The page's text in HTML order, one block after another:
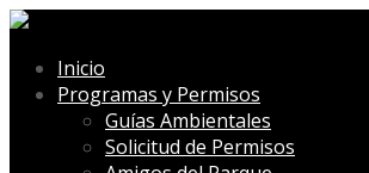
Inicio
Programas y Permisos
Guías Ambientales
Solicitud de Permisos